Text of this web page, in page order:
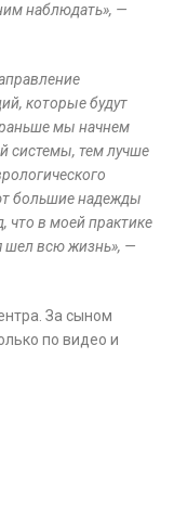
наблюдать», —
которые будут
мы начнем
системы, тем лучше
большие надежды
что в моей практике
шел всю жизнь», —
За сыном
по видео и